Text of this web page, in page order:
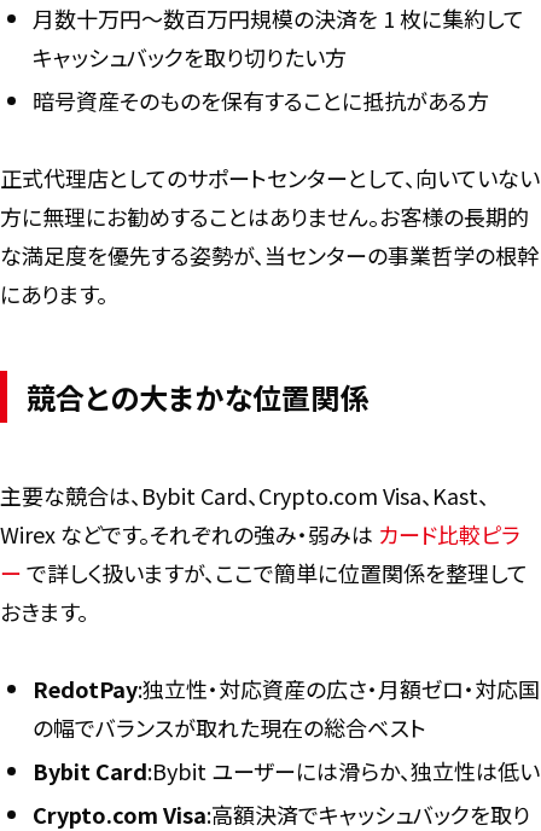
月数十万円〜数百万円規模の決済を 1 枚に集約して
キャッシュバックを取り切りたい方
暗号資産そのものを保有することに抵抗がある方
正式代理店としてのサポートセンターとして、向いていない
方に無理にお勧めすることはありません。お客様の長期的
な満足度を優先する姿勢が、当センターの事業哲学の根幹
にあります。
競合との大まかな位置関係
主要な競合は、Bybit Card、Crypto.com Visa、Kast、
Wirex などです。それぞれの強み・弱みは カード比較ピラ
ーで詳しく扱いますが、ここで簡単に位置関係を整理して
おきます。
RedotPay:独立性・対応資産の広さ・月額ゼロ・対応国
の幅でバランスが取れた現在の総合ベスト
Bybit Card:Bybit ユーザーには滑らか、独立性は低い
Crypto.com Visa:高額決済でキャッシュバックを取り